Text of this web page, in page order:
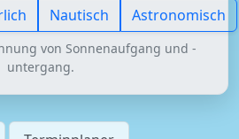
Nautisch Astronomisch
von Sonnenaufgang und -
untergang.